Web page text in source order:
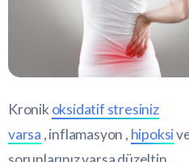
Kronik oksidatif stresiniz
varsa , inflamasyon , hipoksi